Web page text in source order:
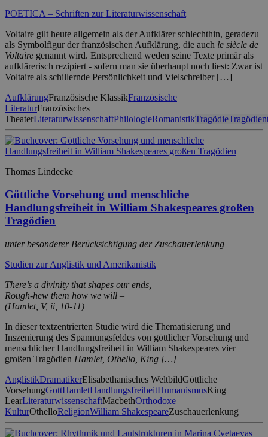
POETICA – Schriften zur Literaturwissenschaft
Voltaire gilt heute allgemein als der Aufklärer schlechthin, geradezu
als Symbolfigur der französischen Aufklärung, die auch le siècle de
Voltaire genannt wird. Entsprechend weden seine Texte primär als
aufklärerisch rezipiert - sofern man sie überhaupt noch liest: Zwar ist
Voltaire als schillernde Persönlichkeit und Vielschreiber […]
AufklärungFranzösische KlassikFranzösische
LiteraturFranzösisches
TheaterLiteraturwissenschaftPhilologieRomanistikTragödie
Thomas Lindecke
Göttliche Vorsehung und menschliche
Handlungsfreiheit in William Shakespeares großen
Tragödien
unter besonderer Berücksichtigung der Zuschauerlenkung
Studien zur Anglistik und Amerikanistik
There’s a divinity that shapes our ends,
Rough-hew them how we will –
(Hamlet, V, ii, 10-11)
In dieser textzentrierten Studie wird die Thematisierung und
Inszenierung des Spannungsfeldes von göttlicher Vorsehung und
menschlicher Handlungsfreiheit in William Shakespeares vier
großen Tragödien Hamlet, Othello, King […]
AnglistikDramatikerElisabethanisches WeltbildGöttliche
VorsehungGottHamletHandlungsfreiheitHumanismusKing
LearLiteraturwissenschaftMacbethOrthodoxe
KulturOthelloReligionWilliam ShakespeareZuschauerlenkung